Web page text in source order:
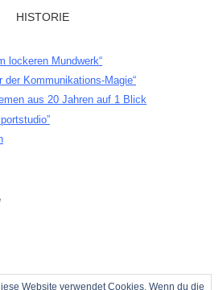
Website verwendet Cookies. Wenn du die
HISTORIE
lockeren Mundwerk“
der Kommunikations-Magie“
aus 20 Jahren auf 1 Blick